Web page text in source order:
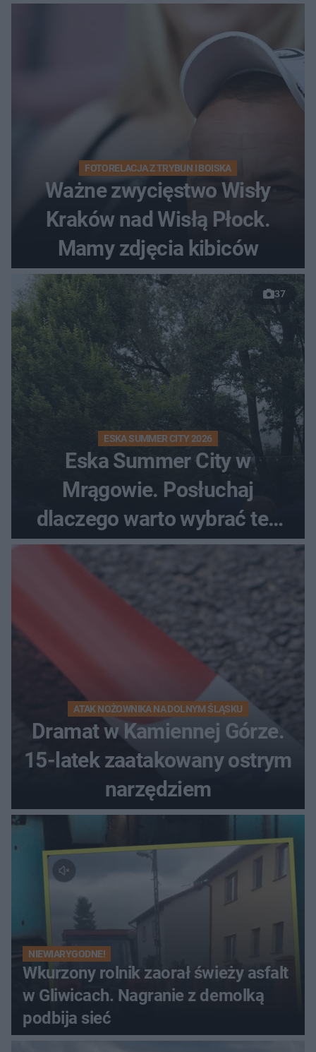
FOTORELACJA Z TRYBUN I BOISKA
Ważne zwycięstwo Wisły
Kraków nad Wisłą Płock.
Mamy zdjęcia kibiców
37
ESKA SUMMER CITY 2026
Eska Summer City w
Mrągowie. Posłuchaj
dlaczego warto wybrać ten
kierunek na urlop!
ATAK NOŻOWNIKA NA DOLNYM ŚLĄSKU
Dramat w Kamiennej Górze.
15-latek zaatakowany ostrym
narzędziem
NIEWIARYGODNE!
Wkurzony rolnik zaorał świeży asfalt
w Gliwicach. Nagranie z demolką
podbija sieć